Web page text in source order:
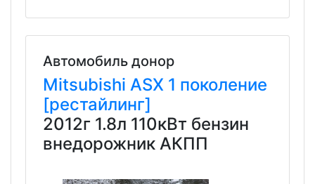
Автомобиль донор
Mitsubishi ASX 1 поколение
[рестайлинг]
2012г 1.8л 110кВт бензин
внедорожник АКПП